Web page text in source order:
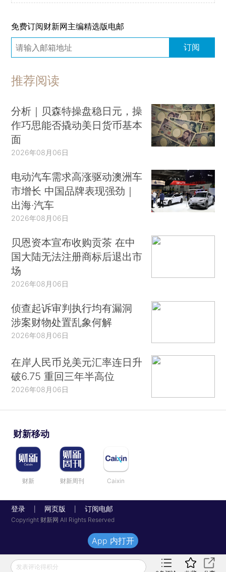
免费订阅财新网主编精选版电邮
订阅
推荐阅读
分析｜贝森特操盘稳日元，操
作巧思能否撬动美日货币基本
面
2026年08月06日
电动汽车需求高涨驱动澳洲车
市增长 中国品牌表现强劲｜
出海·汽车
2026年08月06日
贝恩资本宣布收购贡茶 在中
国大陆无法注册商标后退出市
场
2026年08月06日
侦查起诉审判执行均有漏洞
涉案财物处置乱象何解
2026年08月06日
在岸人民币兑美元汇率连日升
破6.75 重回三年半高位
2026年08月06日
财新移动
财新 财新周刊 Caixin
登录 网页版 订阅电邮
Copyright 财新网 All Rights Reserved
发表评论得积分
App 内打开